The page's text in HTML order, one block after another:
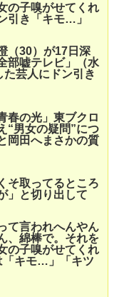
の子嗅がせてくれ
引き「キモ…」
（30）が17日深
部嘘テレビ」（水
芸人にドン引き
春の光」東ブクロ
“男女の疑問”につ
岡田へまさかの質
そ取ってるところ
」と切り出して
て言われへんやん
、綿棒で。それを
の子嗅がせてくれ
「キモ…」「キツ